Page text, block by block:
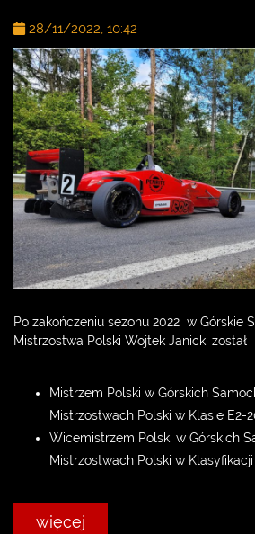
28/11/2022, 10:42
Po zakończeniu sezonu 2022 w Górskie
Mistrzostwa Polski Wojtek Janicki został
Mistrzem Polski w Górskich
Mistrzostwach Polski w Klasie E2-
Wicemistrzem Polski w Górskich
Mistrzostwach Polski w
więcej